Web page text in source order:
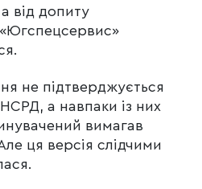
від допиту
не підтверджується
а навпаки із них
вимагав
ця версія слідчими